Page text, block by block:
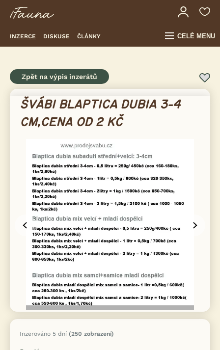
INZERCE DISKUSE ČLÁNKY CELÉ MENU
Zpět na výpis inzerátů
Inzerováno 5 dní (250 zobrazení)
ŠVÁBI BLAPTICA DUBIA 3-4
CM,CENA OD 2 KČ